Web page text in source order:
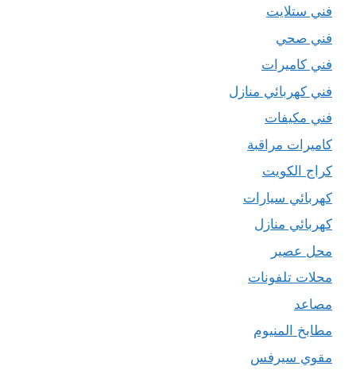
فني ستلايت
فني صحي
فني كاميرات
فني كهربائي منازل
فني مكيفات
كاميرات مراقبة
كراج الكويت
كهربائي سيارات
كهربائي منازل
محل عصير
محلات تلفونات
مصاعد
مطابخ المنيوم
مقوي سيرفس